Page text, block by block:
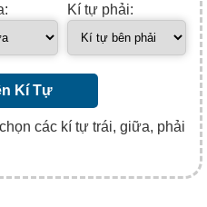
Kí tự phải:
Kí Tự
các kí tự trái, giữa, phải